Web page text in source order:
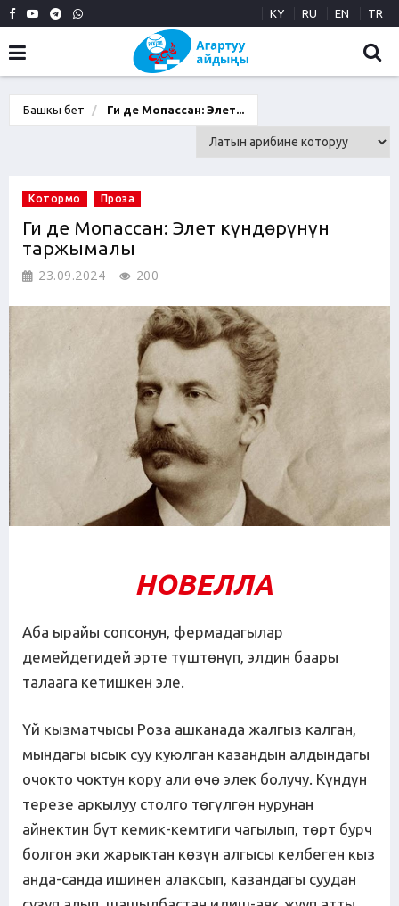
KY RU EN TR
Башкы бет Ги де Мопассан: Элет...
Котормо Проза
Ги де Мопассан: Элет күндөрүнүн
таржымалы
23.09.2024 200
НОВЕЛЛА
Аба ырайы сопсонун, фермадагылар
демейдегидей эрте түштөнүп, элдин баары
талаага кетишкен эле.
Үй кызматчысы Роза ашканада жалгыз калган,
мындагы ысык суу куюлган казандын алдындагы
очокто чоктун кору али өчө элек болучу. Күндүн
терезе аркылуу столго төгүлгөн нурунан
айнектин бүт кемик-кемтиги чагылып, төрт бурч
болгон эки жарыктан көзүн алгысы келбеген кыз
анда-санда ишинен алаксып, казандагы суудан